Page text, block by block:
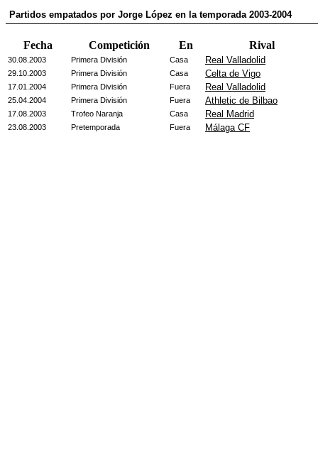
Partidos empatados por Jorge López en la temporada 2003-2004
Fecha Competición En Rival
30.08.2003 Primera División Casa Real Valladolid
29.10.2003 Primera División Casa Celta de Vigo
17.01.2004 Primera División Fuera Real Valladolid
25.04.2004 Primera División Fuera Athletic de Bilbao
17.08.2003 Trofeo Naranja Casa Real Madrid
23.08.2003 Pretemporada Fuera Málaga CF